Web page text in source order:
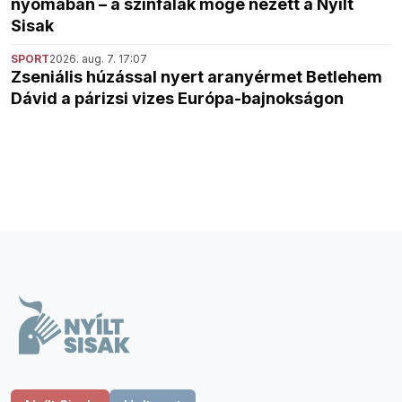
nyomában – a színfalak mögé nézett a Nyílt
Sisak
SPORT2026. aug. 7. 17:07
Zseniális húzással nyert aranyérmet Betlehem
Dávid a párizsi vizes Európa-bajnokságon